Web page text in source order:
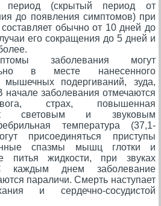
период (скрытый период от
до появления симптомов) при
обычно от 10 дней до
его сокращения до 5 дней и
заболевания могут
в месте нанесенного
подергиваний, зуда,
начале заболевания отмечаются
страх, повышенная
к световым и звуковым
температура (37,1-
присоединяться приступы
спазмы мышц глотки и
питья жидкости, при звуках
днем заболевание
параличи. Смерть наступает
и сердечно-сосудистой